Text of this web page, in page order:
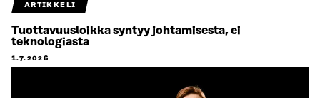
ARTIKKELI
Tuottavuusloikka syntyy johtamisesta, ei
teknologiasta
1.7.2026